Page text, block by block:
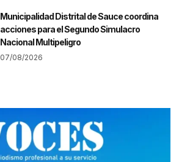
Municipalidad Distrital de Sauce coordina
acciones para el Segundo Simulacro
Nacional Multipeligro
07/08/2026